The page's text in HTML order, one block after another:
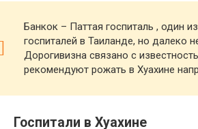
Банкок – Паттая госпиталь , один
госпиталей в Таиланде, но далеко
Дорогивизна связано с
рекомендуют рожать в Хуахине
Госпитали в Хуахине